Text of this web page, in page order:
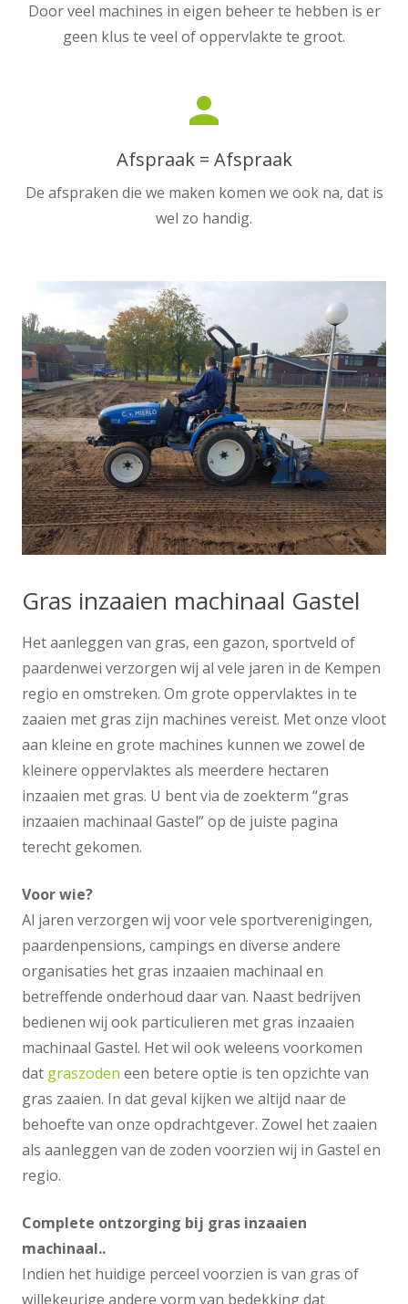
Door veel machines in eigen beheer te hebben is er
geen klus te veel of oppervlakte te groot.
person
Afspraak = Afspraak
De afspraken die we maken komen we ook na, dat is
wel zo handig.
Gras inzaaien machinaal Gastel
Het aanleggen van gras, een gazon, sportveld of
paardenwei verzorgen wij al vele jaren in de Kempen
regio en omstreken. Om grote oppervlaktes in te
zaaien met gras zijn machines vereist. Met onze vloot
aan kleine en grote machines kunnen we zowel de
kleinere oppervlaktes als meerdere hectaren
inzaaien met gras. U bent via de zoekterm “gras
inzaaien machinaal Gastel” op de juiste pagina
terecht gekomen.
Voor wie?
Al jaren verzorgen wij voor vele sportverenigingen,
paardenpensions, campings en diverse andere
organisaties het gras inzaaien machinaal en
betreffende onderhoud daar van. Naast bedrijven
bedienen wij ook particulieren met gras inzaaien
machinaal Gastel. Het wil ook weleens voorkomen
dat graszoden een betere optie is ten opzichte van
gras zaaien. In dat geval kijken we altijd naar de
behoefte van onze opdrachtgever. Zowel het zaaien
als aanleggen van de zoden voorzien wij in Gastel en
regio.
Complete ontzorging bij gras inzaaien
machinaal..
Indien het huidige perceel voorzien is van gras of
willekeurige andere vorm van bedekking dat